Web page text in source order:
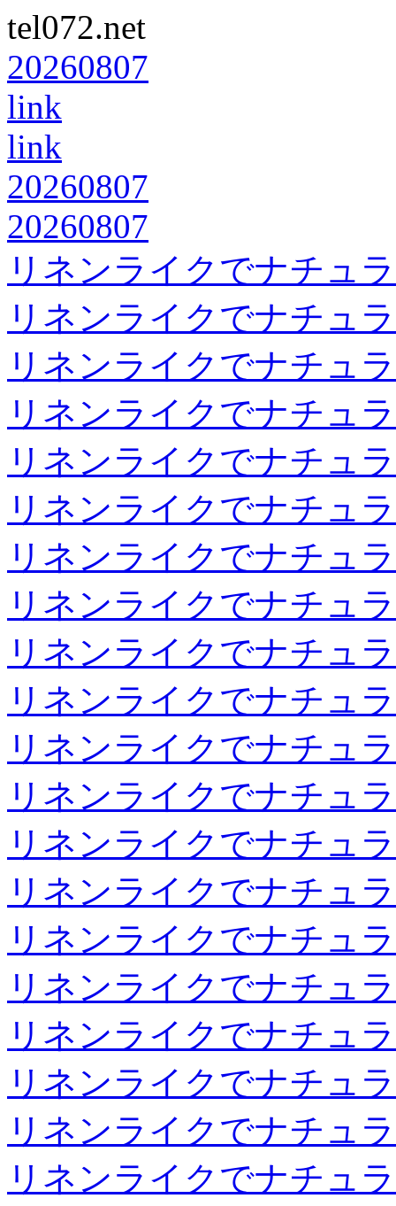
tel072.net
20260807
link
link
20260807
20260807
リネンライクでナチュ
リネンライクでナチュ
リネンライクでナチュ
リネンライクでナチュ
リネンライクでナチュ
リネンライクでナチュ
リネンライクでナチュ
リネンライクでナチュ
リネンライクでナチュ
リネンライクでナチュ
リネンライクでナチュ
リネンライクでナチュ
リネンライクでナチュ
リネンライクでナチュ
リネンライクでナチュ
リネンライクでナチュ
リネンライクでナチュ
リネンライクでナチュ
リネンライクでナチュ
リネンライクでナチュ